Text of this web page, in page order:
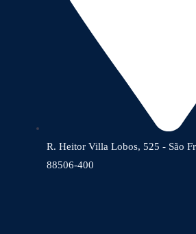
R. Heitor Villa Lobos, 525 - São
88506-400